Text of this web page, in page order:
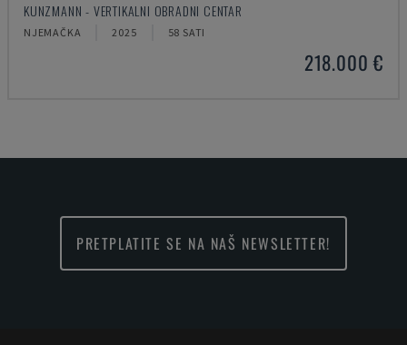
KUNZMANN - VERTIKALNI OBRADNI CENTAR
NJEMAČKA 2025 58 SATI
218.000 €
PRETPLATITE SE NA NAŠ NEWSLETTER!